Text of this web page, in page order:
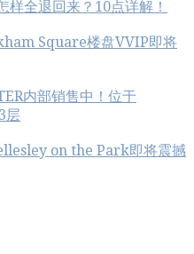
样全退回来？10点详解！
Square楼盘VVIP即将
内部销售中！位于
层
on the Park即将震撼